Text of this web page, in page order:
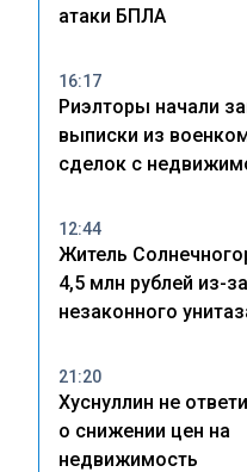
атаки БПЛА
16:17
Риэлторы начали
выписки из
сделок с
12:44
Житель
4,5 млн рублей из-за
незаконного
21:20
Хуснуллин не
о снижении цен на
недвижимость